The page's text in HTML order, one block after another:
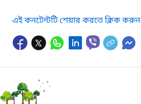
এই কনটেন্টটি শেয়ার করতে ক্লিক করুন